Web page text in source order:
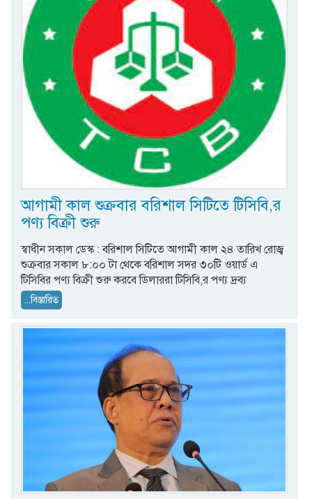
আগামী কাল শুক্রবার বরিশাল সিটিতে টিসিবি,র
পণ্য বিক্রী শুরু
স্বাধীন সকাল ডেস্ক : বরিশাল সিটিতে আগামী কাল ২৪ তারিখ রোজ্ব
শুক্রবার সকাল ৮:০০ টা থেকে বরিশাল সদর ৩০টি ওয়ার্ড এ
টিসিবির পণ্য বিক্রী শুরু করবে ডিলাররা টিসিবি,র পণ্য দ্রব্য
...বিস্তারিত